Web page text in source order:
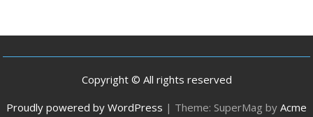
Copyright © All rights reserved
Proudly powered by WordPress | Theme: SuperMag by Acme